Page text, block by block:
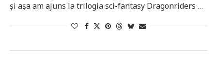
și așa am ajuns la trilogia sci-fantasy Dragonriders …